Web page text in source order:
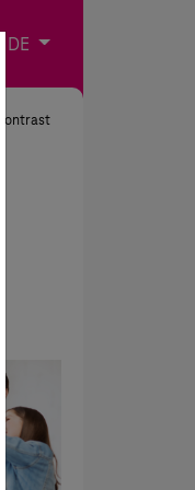
DE Sprache wählen
Kontrast